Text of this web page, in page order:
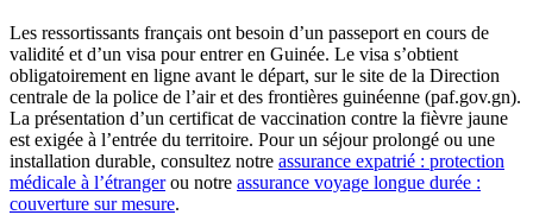
Les ressortissants français ont besoin d’un passeport en cours de
validité et d’un visa pour entrer en Guinée. Le visa s’obtient
obligatoirement en ligne avant le départ, sur le site de la Direction
centrale de la police de l’air et des frontières guinéenne (paf.gov.gn).
La présentation d’un certificat de vaccination contre la fièvre jaune
est exigée à l’entrée du territoire. Pour un séjour prolongé ou une
installation durable, consultez notre assurance expatrié : protection
médicale à l’étrangerou notre assurance voyage longue durée :
couverture sur mesure.